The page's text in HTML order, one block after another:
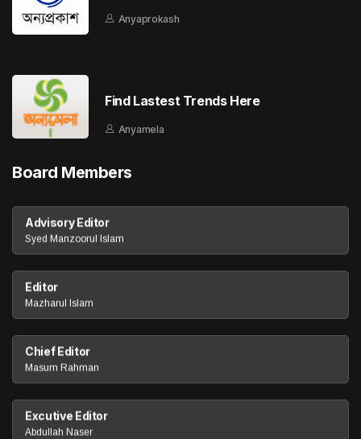
Anyaprokash
Find Lastest Trends Here
Anyamela
Board Members
Advisory Editor
Syed Manzoorul Islam
Editor
Mazharul Islam
Chief Editor
Masum Rahman
Excutive Editor
Abdullah Naser